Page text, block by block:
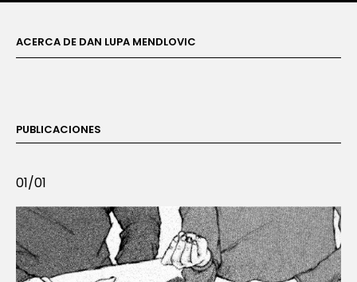
ACERCA DE DAN LUPA MENDLOVIC
PUBLICACIONES
01/01